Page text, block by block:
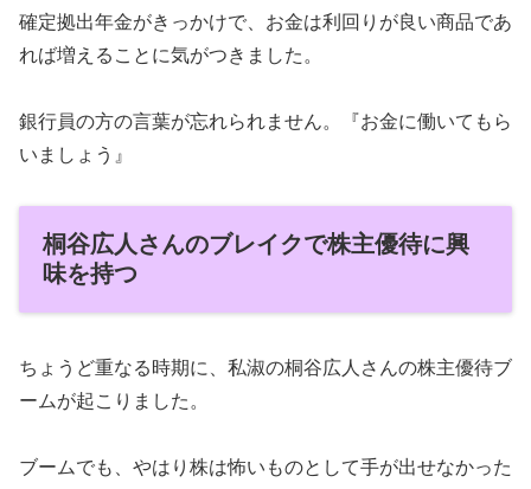
確定拠出年金がきっかけで、お金は利回りが良い商品であ
れば増えることに気がつきました。
銀行員の方の言葉が忘れられません。『お金に働いてもら
いましょう』
桐谷広人さんのブレイクで株主優待に興
味を持つ
ちょうど重なる時期に、私淑の桐谷広人さんの株主優待ブ
ームが起こりました。
ブームでも、やはり株は怖いものとして手が出せなかった